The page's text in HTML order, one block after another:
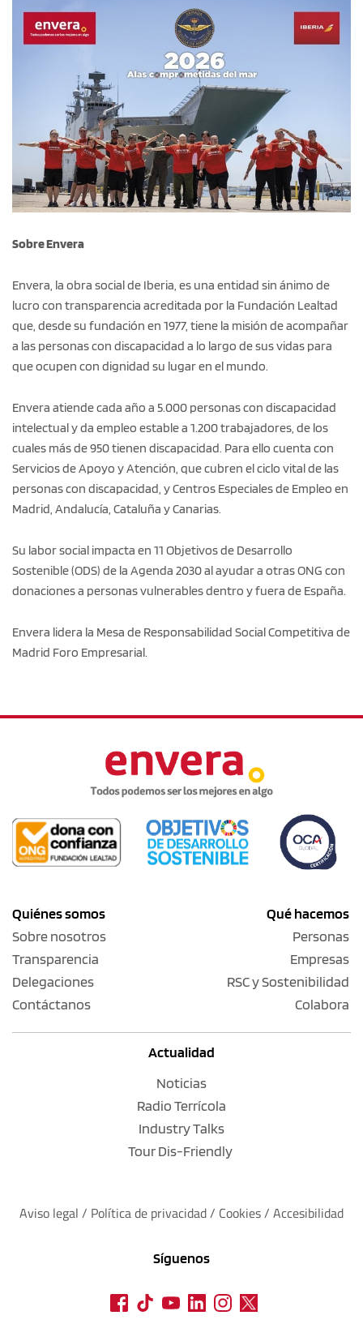
Sobre Envera
Envera, la obra social de Iberia, es una entidad sin ánimo de
lucro con transparencia acreditada por la Fundación Lealtad
que, desde su fundación en 1977, tiene la misión de acompañar
a las personas con discapacidad a lo largo de sus vidas para
que ocupen con dignidad su lugar en el mundo.
Envera atiende cada año a 5.000 personas con discapacidad
intelectual y da empleo estable a 1.200 trabajadores, de los
cuales más de 950 tienen discapacidad. Para ello cuenta con
Servicios de Apoyo y Atención, que cubren el ciclo vital de las
personas con discapacidad, y Centros Especiales de Empleo en
Madrid, Andalucía, Cataluña y Canarias.
Su labor social impacta en 11 Objetivos de Desarrollo
Sostenible (ODS) de la Agenda 2030 al ayudar a otras ONG con
donaciones a personas vulnerables dentro y fuera de España.
Envera lidera la Mesa de Responsabilidad Social Competitiva de
Madrid Foro Empresarial.
Quiénes somos
Sobre nosotros
Transparencia
Delegaciones
Contáctanos
Qué hacemos
Personas
Empresas
RSC y Sostenibilidad
Colabora
Actualidad
Noticias
Radio Terrícola
Industry Talks
Tour Dis-Friendly
Aviso legal / Política de privacidad / Cookies / Accesibilidad
Síguenos